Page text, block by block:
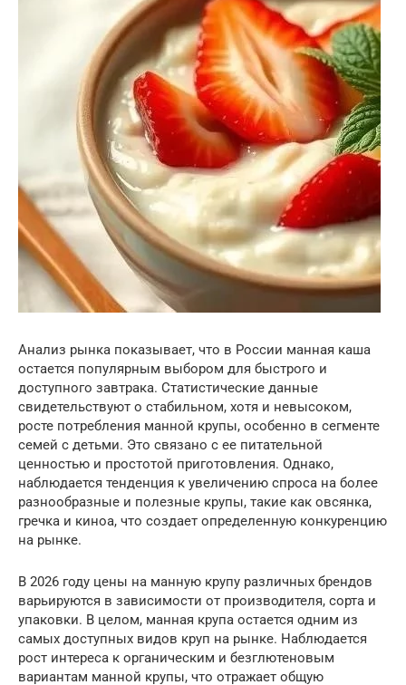
Анализ рынка показывает, что в России манная каша
остается популярным выбором для быстрого и
доступного завтрака. Статистические данные
свидетельствуют о стабильном, хотя и невысоком,
росте потребления манной крупы, особенно в сегменте
семей с детьми. Это связано с ее питательной
ценностью и простотой приготовления. Однако,
наблюдается тенденция к увеличению спроса на более
разнообразные и полезные крупы, такие как овсянка,
гречка и киноа, что создает определенную конкуренцию
на рынке.
В 2026 году цены на манную крупу различных брендов
варьируются в зависимости от производителя, сорта и
упаковки. В целом, манная крупа остается одним из
самых доступных видов круп на рынке. Наблюдается
рост интереса к органическим и безглютеновым
вариантам манной крупы, что отражает общую